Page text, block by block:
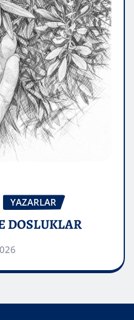
YAZARLAR
DOSLUKLAR